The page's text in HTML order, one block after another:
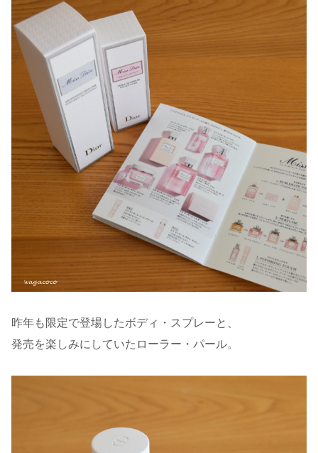
昨年も限定で登場したボディ・スプレーと、
発売を楽しみにしていたローラー・パール。